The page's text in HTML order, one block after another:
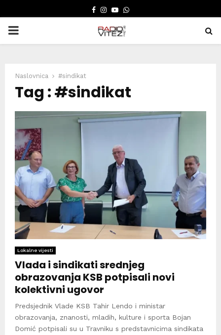
FACEBOOK
INSTAGRAM
YOUTUBE
WHATSAPP
PRIMARY
Naslovnica #sindikat
Tag : #sindikat
Lokalne vijesti
Vlada i sindikati srednjeg
obrazovanja KSB potpisali novi
kolektivni ugovor
Predsjednik Vlade KSB Tahir Lendo i ministar
obrazovanja, znanosti, mladih, kulture i sporta Bojan
Domić potpisali su u Travniku s predstavnicima sindikata